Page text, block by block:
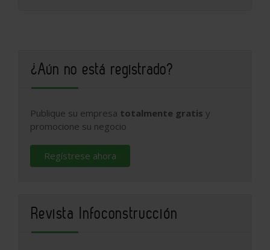
¿Aún no está registrado?
Publique su empresa totalmente gratis y
promocione su negocio
Regístrese ahora
Revista Infoconstrucción